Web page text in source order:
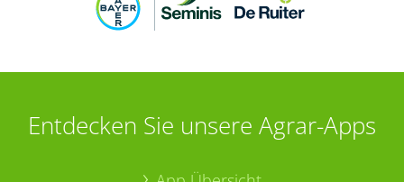
Entdecken Sie unsere Agrar-Apps